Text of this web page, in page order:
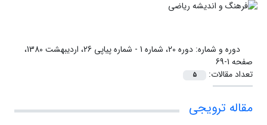
دوره و شماره:
دوره 20، شماره 1 - شماره پیاپی 26، اردیبهشت 1380،
صفحه 1-69
تعداد مقالات:
5
مقاله ترویجی